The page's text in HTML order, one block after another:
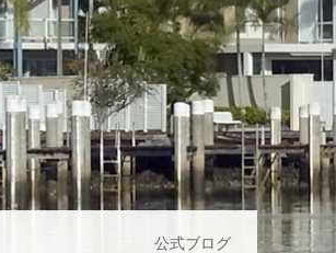
公式ブログ